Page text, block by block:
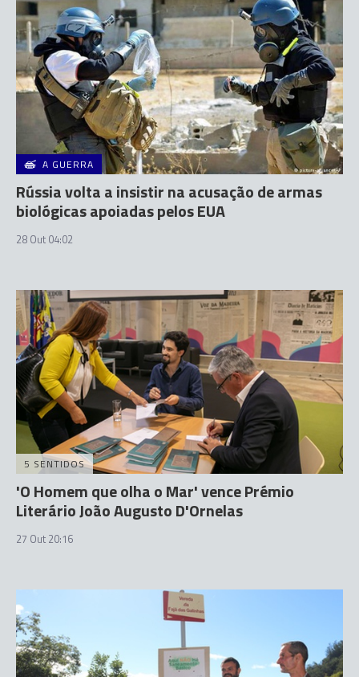
A GUERRA
Rússia volta a insistir na acusação de armas
biológicas apoiadas pelos EUA
28 Out 04:02
5 SENTIDOS
'O Homem que olha o Mar' vence Prémio
Literário João Augusto D'Ornelas
27 Out 20:16